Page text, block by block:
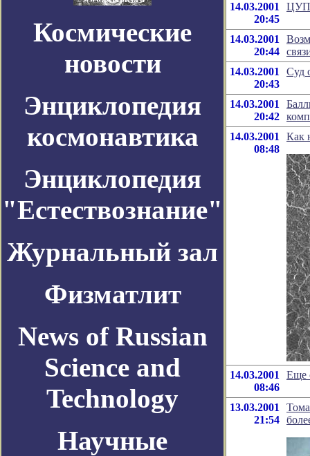
Космические
новости
Энциклопедия
космонавтика
Энциклопедия
"Естествознание"
Журнальный зал
Физматлит
News of Russian
Science and
Technology
Научные
14.03.2001
20:45
ЦУП
14.03.2001
20:44
14.03.2001
20:43
Суд
14.03.2001
20:42
14.03.2001
08:48
Как
14.03.2001
08:46
Еще
13.03.2001
21:54